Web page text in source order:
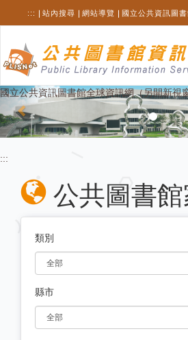
內
::: 站內搜尋 網站導覽 國立公共資訊圖
國立公共資訊圖書館全球資訊網（另開新視
Previous
:::
公共圖書
類別
縣市